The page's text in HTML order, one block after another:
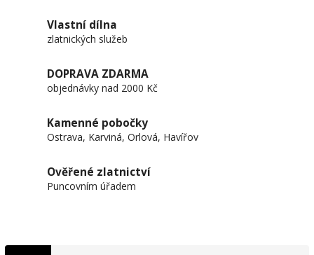
Vlastní dílna
zlatnických služeb
DOPRAVA ZDARMA
objednávky nad 2000 Kč
Kamenné pobočky
Ostrava, Karviná, Orlová, Havířov
Ověřené zlatnictví
Puncovním úřadem